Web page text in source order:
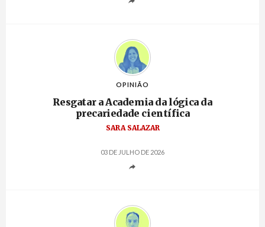
OPINIÃO
Resgatar a Academia da lógica da
precariedade científica
SARA SALAZAR
03 DE JULHO DE 2026